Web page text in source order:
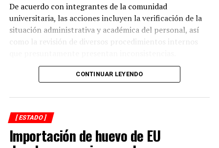
Alvarado, así como a personal directivo de la CFE por la
disposición y coordinación institucional para impulsar
estas importantes acciones en beneficio del municipio.
De acuerdo con integrantes de la comunidad
universitaria, las acciones incluyen la verificación de la
situación administrativa y académica del personal, así
como la revisión de diversos procedimientos internos
Entre los aspectos que son objeto de análisis se
encuentran posibles casos de docentes con asignaciones
simultáneas en distintos centros de estudio, la
validación de documentación académica de directivos,
adeudos en la entrega de calificaciones, denuncias por
presuntos cobros indebidos relacionados con
certificados y asesorías de titulación, así como la
CONTINUAR LEYENDO
[ ESTADO ]
Importación de huevo de EU